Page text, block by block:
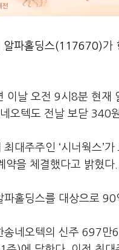
알파홀딩스(117670)가
이날 오전 9시8분 현
오텍도 전날 보닫
최대주주인 ‘시너웍스
약을 체결했다고 밝혔
홀딩스를 대상으로
송네오텍의 신주 697